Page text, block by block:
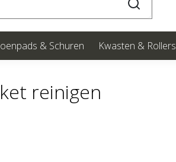
& Schuren Kwasten & Rollers
reinigen